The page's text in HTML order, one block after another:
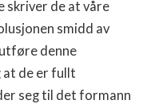
skriver de at våre
smidd av
denne
at de er fullt
seg til det formann